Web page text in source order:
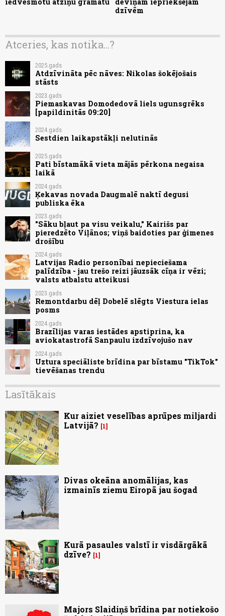
iedvesmotu atziņu grāmatu
deviņām iepriekšējām
dzīvēm
Atceries, kas notika...?
2025.gads
Atdzīvināta pēc nāves: Nikolas šokējošais
stāsts
2023.gads
Piemaskavas Domodedovā liels ugunsgrēks
[papildinitās 09:20]
2024.gads
Sestdien laikapstākļi nelutinās
2025.gads
Pati bīstamākā vieta mājās pērkona negaisa
laikā
2024.gads
Ķekavas novada Daugmalē naktī degusi
publiska ēka
2023.gads
"Sāku bļaut pa visu veikalu," Kairišs par
pieredzēto Viļānos; viņš baidoties par ģimenes
drošību
2024.gads
Latvijas Radio personībai nepieciešama
palīdzība - jau trešo reizi jāuzsāk cīņa ir vēzi;
valsts atbalstu atteikusi
2023.gads
Remontdarbu dēļ Dobelē slēgts Viestura ielas
posms
2024.gads
Brazīlijas varas iestādes apstiprina, ka
aviokatastrofā Sanpaulu izdzīvojušo nav
2024.gads
Uztura speciāliste brīdina par bīstamu "TikTok"
tievēšanas trendu
Lasītākais
Kur aiziet veselības aprūpes miljardi
Latvijā?
1
Divas okeāna anomālijas, kas
izmainīs ziemu Eiropā jau šogad
Kurā pasaules valstī ir visdārgākā
dzīve?
1
Majors Slaidiņš brīdina par notiekošo